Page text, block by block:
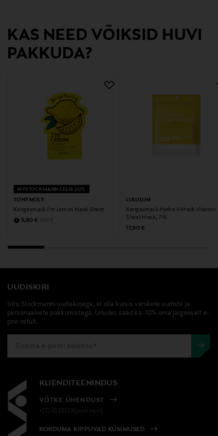
Loreal Finland Oy
Tootja aadress
Digitaalne aadress
neuvonta@loreal.com
KAS NEED VÕIKSID HUVI
PAKKUDA?
MYSTOCKMANN EELIS 20%
TONYMOLY
Kangasmask I'm Lemon Mask Sheet
Discounted Price
3,90 € Original Price
4,90 €
LULULUN
Kangasmask Hydra V-Mask Vitamin
Sheet Mask, 7 tk
Original Price
17,90 €
UUDISKIRI
Liitu Stockmanni uudiskirjaga, et olla kursis värskete uudiste ja
personaalsete pakkumistega. Liitudes saad ka -10% oma järgmiselt e-
poe ostult.
KLIENDITEENINDUS
VÕTKE ÜHENDUST
+372 6339539(pvm/mpm)
KORDUMA KIPPUVAD KÜSIMUSED